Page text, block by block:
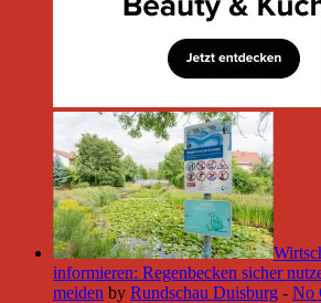
informieren: Regenbecken sicher
meiden by Rundschau Duisburg - No